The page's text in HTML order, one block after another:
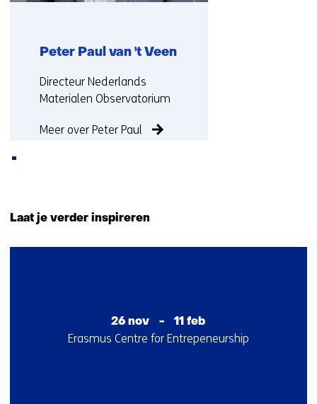
Peter Paul van 't Veen
Functie:
Directeur Nederlands
Materialen Observatorium
Meer over Peter Paul
(Neem
Laat je verder inspireren
Startdatum
26 nov - 11 feb
Erasmus Centre for Entrepeneurship